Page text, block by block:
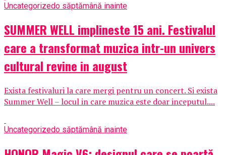
Uncategorizedo săptămână inainte
SUMMER WELL implineste 15 ani. Festivalul
care a transformat muzica intr-un univers
cultural revine in august
Exista festivaluri la care mergi pentru un concert. Si exista
Summer Well – locul in care muzica este doar inceputul....
Uncategorizedo săptămână inainte